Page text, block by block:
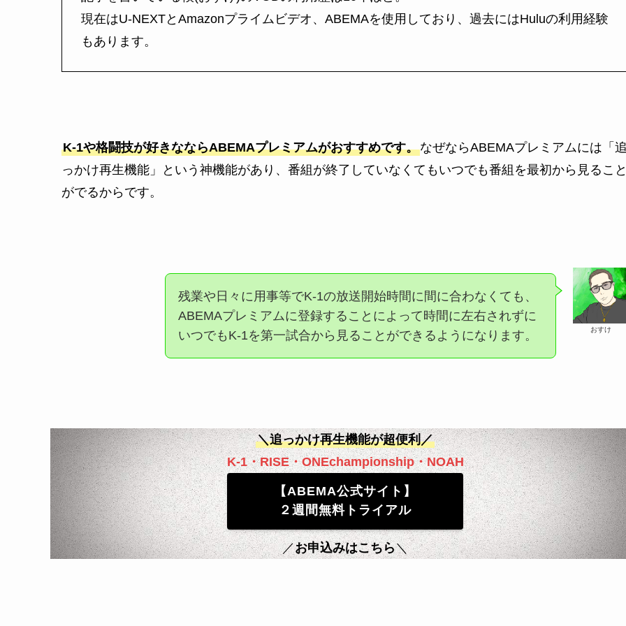
現在はU-NEXTとAmazonプライムビデオ、ABEMAを使用しており、過去にはHuluの利用経験
もあります。
K-1や格闘技が好きなならABEMAプレミアムがおすすめです。なぜならABEMAプレミアムには「
っかけ再生機能」という神機能があり、番組が終了していなくてもいつでも番組を最初から見るこ
がでるからです。
おすけ
残業や日々に用事等でK-1の放送開始時間に間に合わなくても、
ABEMAプレミアムに登録することによって時間に左右されずに
いつでもK-1を第一試合から見ることができるようになります。
＼追っかけ再生機能が超便利／
K-1・RISE・ONEchampionship・NOAH
【ABEMA公式サイト】
２週間無料トライアル
／お申込みはこちら＼